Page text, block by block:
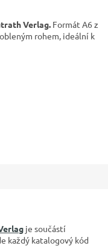
Verlag. Formát A6 z
rohem, ideální k
je součástí
každý katalogový kód